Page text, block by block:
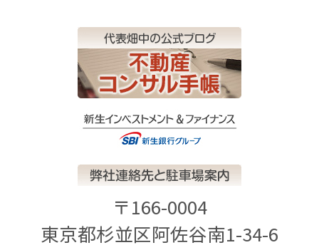
〒166-0004
東京都杉並区阿佐谷南1-34-6